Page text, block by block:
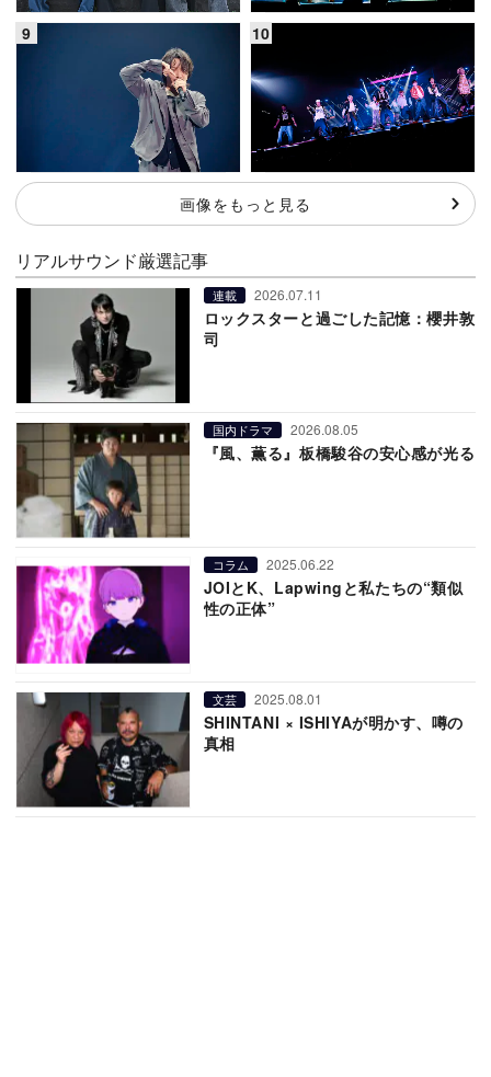
画像をもっと見る
リアルサウンド厳選記事
連載 2026.07.11
ロックスターと過ごした記憶：櫻井敦
司
国内ドラマ 2026.08.05
『風、薫る』板橋駿谷の安心感が光る
コラム 2025.06.22
JOIとK、Lapwingと私たちの“類似
性の正体”
文芸 2025.08.01
SHINTANI × ISHIYAが明かす、噂の
真相